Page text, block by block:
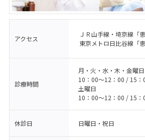
アクセス
ＪＲ山手線・埼京線「
東京メトロ日比谷線「
診療時間
月・火・水・木・金曜日
10：00～12：00 / 15：
土曜日
10：00～12：00 / 15：
休診日 日曜日・祝日